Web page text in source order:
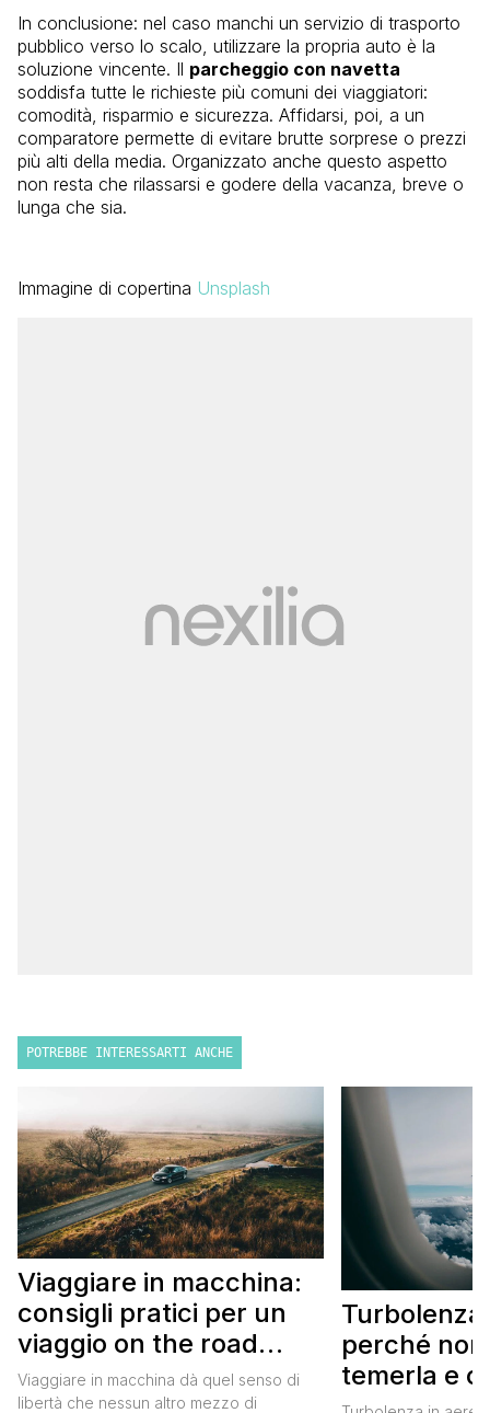
In conclusione: nel caso manchi un servizio di trasporto
pubblico verso lo scalo, utilizzare la propria auto è la
soluzione vincente. Il parcheggio con navetta
soddisfa tutte le richieste più comuni dei viaggiatori:
comodità, risparmio e sicurezza. Affidarsi, poi, a un
comparatore permette di evitare brutte sorprese o prezzi
più alti della media. Organizzato anche questo aspetto
non resta che rilassarsi e godere della vacanza, breve o
lunga che sia.
Immagine di copertina Unsplash
POTREBBE INTERESSARTI ANCHE
Viaggiare in macchina:
consigli pratici per un
viaggio on the road
perfetto
Viaggiare in macchina dà quel senso di
libertà che nessun altro mezzo di
perché
temerla e
affrontarla